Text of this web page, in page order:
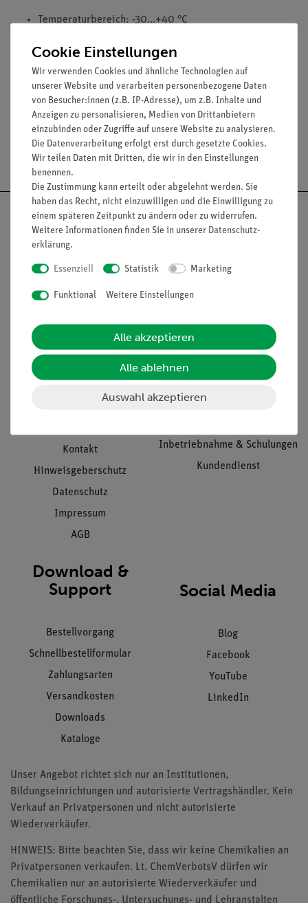
Temperaturbereich: -30...+40 °C
Feuchtebereich: 0...100 %
Skalendurchmesser: jeweils ca. 75 mm
Maße (mm): 360 x 100
Versandkostenfrei ab 300,- €
Informationen
Kontakt
Hinweisgeberschutz
Datenschutz
Impressum
AGB
Service
Übersicht Service
Inbetriebnahme & Schulungen
Kundendienst
Download &
Support
Bestellvorgang
Schnellbestellformular
Zahlungsarten
Versandkosten
Downloads
Kataloge
Social Media
Blog
Facebook
YouTube
LinkedIn
Unser Angebot richtet sich nur an Institutionen,
Bildungseinrichtungen und autorisierte Vertragshändler. Kein
Verkauf an Privatpersonen und nicht autorisierte
Wiederverkäufer.
HINWEIS: Bitte beachten Sie, dass wir keine Chemikalien an
Privatpersonen verkaufen. Lt. ChemVerbotsV dürfen wir
Chemikalien nur an autorisierte Wiederverkäufer und
öffentliche Forschungs-, Untersuchungs- und Lehranstalten
Cookie Einstellungen
Wir verwenden Cookies und ähnliche Technologien auf
unserer Website und verarbeiten personenbezogene Daten
von Besucher:innen (z.B. IP-Adresse), um z.B. Inhalte und
Anzeigen zu personalisieren, Medien von Drittanbietern
einzubinden oder Zugriffe auf unsere Website zu analysieren.
Die Datenverarbeitung erfolgt erst durch gesetzte Cookies.
Wir teilen Daten mit Dritten, die wir in den Einstellungen
benennen.
Die Zustimmung kann erteilt oder abgelehnt werden. Sie
haben das Recht, nicht einzuwilligen und die Einwilligung zu
einem späteren Zeitpunkt zu ändern oder zu widerrufen.
Weitere Informationen finden Sie in unserer Daten­schutz­
erklärung.
Essenziell Statistik Marketing
Funktional Weitere Einstellungen
Alle akzeptieren
Alle ablehnen
Auswahl akzeptieren